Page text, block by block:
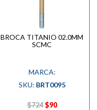
BROCA TITANIO 02.0MM
SCMC
MARCA:
SKU: BRT0095
$724 $90